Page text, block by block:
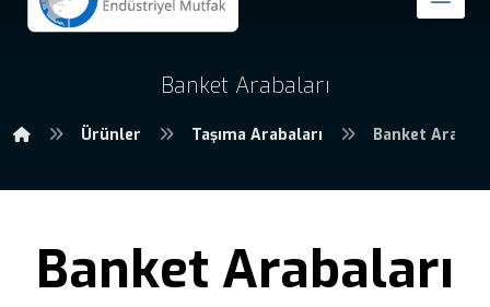
Banket Arabaları
Ürünler Taşıma Arabaları Banket
Banket Arabaları